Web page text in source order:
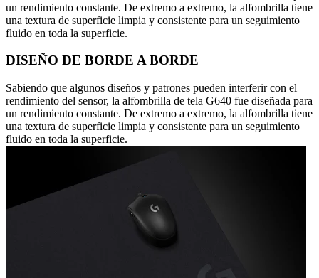
un rendimiento constante. De extremo a extremo, la alfombrilla tiene
una textura de superficie limpia y consistente para un seguimiento
fluido en toda la superficie.
DISEÑO DE BORDE A BORDE
Sabiendo que algunos diseños y patrones pueden interferir con el
rendimiento del sensor, la alfombrilla de tela G640 fue diseñada para
un rendimiento constante. De extremo a extremo, la alfombrilla tiene
una textura de superficie limpia y consistente para un seguimiento
fluido en toda la superficie.